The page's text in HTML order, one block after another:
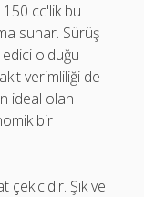
cc'lik bu
sunar. Sürüş
olduğu
verimliliği de
ideal olan
bir
çekicidir. Şık ve